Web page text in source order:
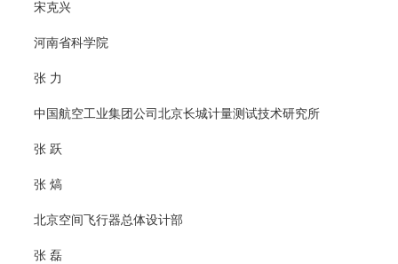
宋克兴
河南省科学院
张 力
中国航空工业集团公司北京长城计量测试技术研究所
张 跃
张 熇
北京空间飞行器总体设计部
张 磊